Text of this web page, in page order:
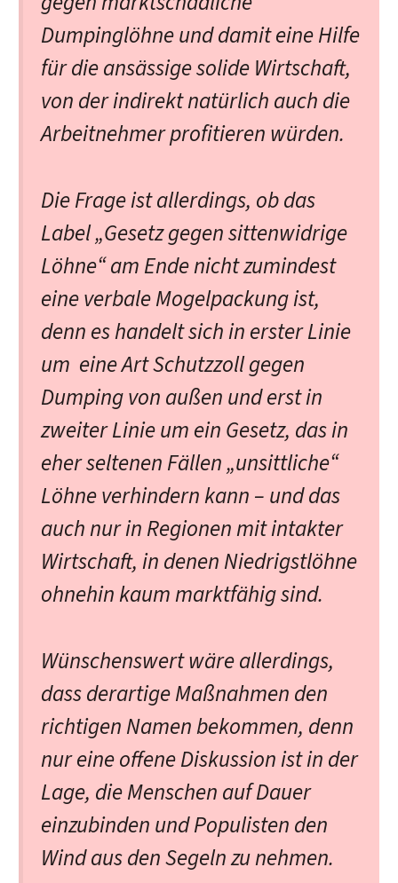
Dumpinglöhne und damit eine Hilfe
für die ansässige solide Wirtschaft,
von der indirekt natürlich auch die
Arbeitnehmer profitieren würden.
Die Frage ist allerdings, ob das
Label „Gesetz gegen sittenwidrige
Löhne“ am Ende nicht zumindest
eine verbale Mogelpackung ist,
denn es handelt sich in erster Linie
um eine Art Schutzzoll gegen
Dumping von außen und erst in
zweiter Linie um ein Gesetz, das in
eher seltenen Fällen „unsittliche“
Löhne verhindern kann – und das
auch nur in Regionen mit intakter
Wirtschaft, in denen Niedrigstlöhne
ohnehin kaum marktfähig sind.
Wünschenswert wäre allerdings,
dass derartige Maßnahmen den
richtigen Namen bekommen, denn
nur eine offene Diskussion ist in der
Lage, die Menschen auf Dauer
einzubinden und Populisten den
Wind aus den Segeln zu nehmen.